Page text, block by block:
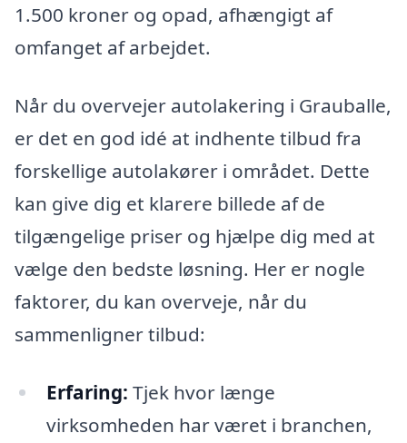
1.500 kroner og opad, afhængigt af
omfanget af arbejdet.
Når du overvejer autolakering i Grauballe,
er det en god idé at indhente tilbud fra
forskellige autolakører i området. Dette
kan give dig et klarere billede af de
tilgængelige priser og hjælpe dig med at
vælge den bedste løsning. Her er nogle
faktorer, du kan overveje, når du
sammenligner tilbud:
Erfaring: Tjek hvor længe
virksomheden har været i branchen,